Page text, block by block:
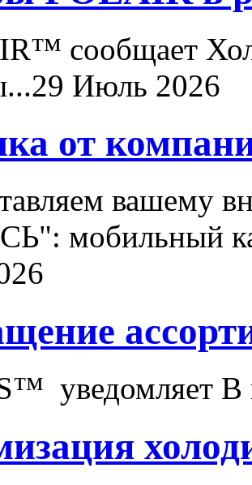
сообщает
29 Июль 2026
от
вашему
мобильный
уведомляет В